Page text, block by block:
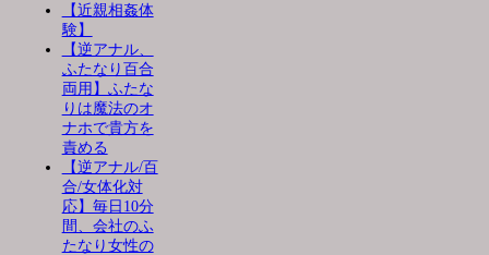
【近親相姦体
験】
【逆アナル、
ふたなり百合
両用】ふたな
りは魔法のオ
ナホで貴方を
責める
【逆アナル/百
合/女体化対
応】毎日10分
間、会社のふ
たなり女性の